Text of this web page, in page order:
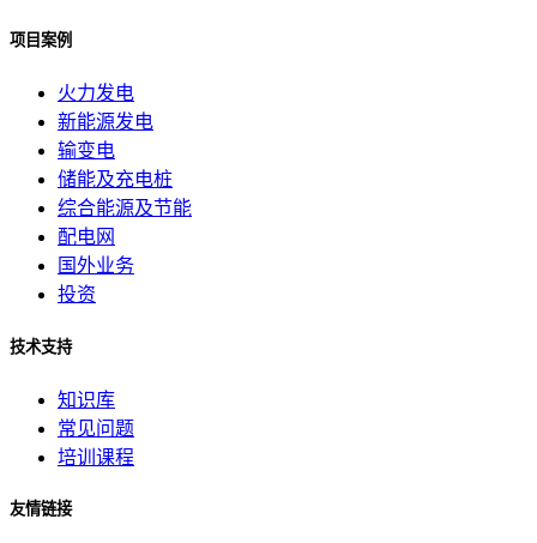
项目案例
火力发电
新能源发电
输变电
储能及充电桩
综合能源及节能
配电网
国外业务
投资
技术支持
知识库
常见问题
培训课程
友情链接